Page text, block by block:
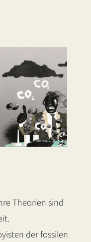
Theorien sind
der fossilen